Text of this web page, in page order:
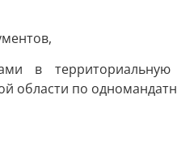
в
области по